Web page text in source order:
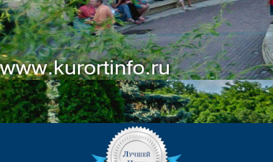
8 (800) 551-53-03
(Бесплатный звонок)
kurortinfo@mail.ru
АДРЕС САНАТОРИЯ:
357600, г. Ессентуки, ул. Пушкина,
22.